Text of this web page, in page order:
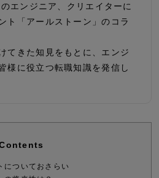
エンジニア、クリエイターに
ト「アールストーン」のコラ
てきた知見をもとに、エンジ
様に役立つ転職知識を発信し
についておさらい